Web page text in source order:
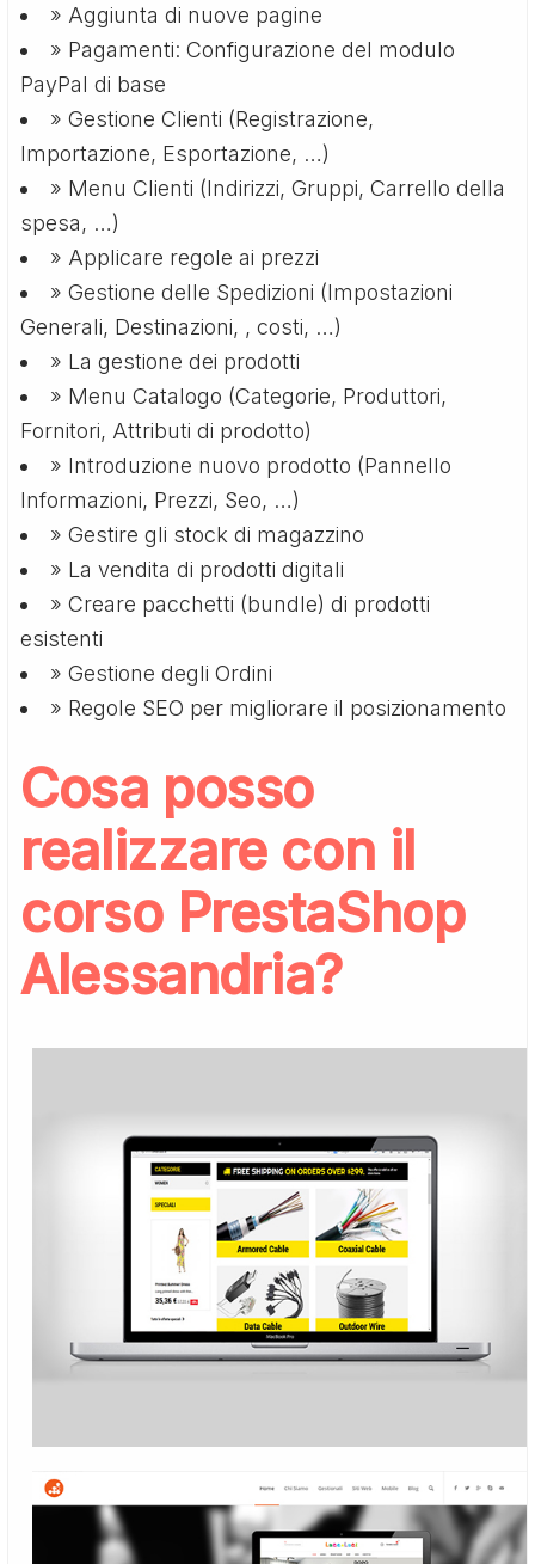
» Aggiunta di nuove pagine
» Pagamenti: Configurazione del modulo
PayPal di base
» Gestione Clienti (Registrazione,
Importazione, Esportazione, …)
» Menu Clienti (Indirizzi, Gruppi, Carrello della
spesa, …)
» Applicare regole ai prezzi
» Gestione delle Spedizioni (Impostazioni
Generali, Destinazioni, , costi, …)
» La gestione dei prodotti
» Menu Catalogo (Categorie, Produttori,
Fornitori, Attributi di prodotto)
» Introduzione nuovo prodotto (Pannello
Informazioni, Prezzi, Seo, …)
» Gestire gli stock di magazzino
» La vendita di prodotti digitali
» Creare pacchetti (bundle) di prodotti
esistenti
» Gestione degli Ordini
» Regole SEO per migliorare il posizionamento
Cosa posso
realizzare con il
corso PrestaShop
Alessandria?